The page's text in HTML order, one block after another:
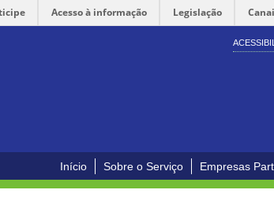
Acesso à informação Legislação
Início Sobre o Serviço Empresas